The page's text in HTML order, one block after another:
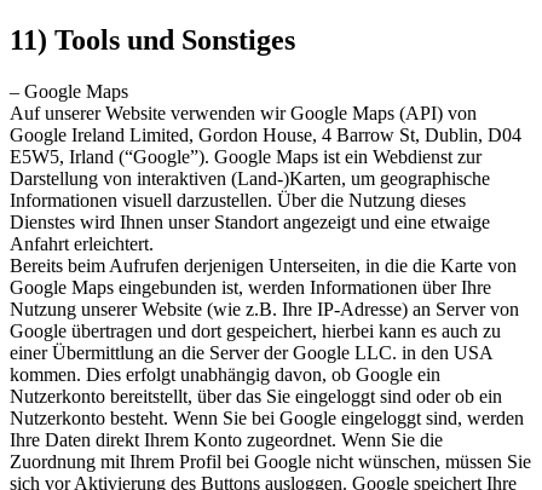
11) Tools und Sonstiges
– Google Maps
Auf unserer Website verwenden wir Google Maps (API) von
Google Ireland Limited, Gordon House, 4 Barrow St, Dublin, D04
E5W5, Irland (“Google”). Google Maps ist ein Webdienst zur
Darstellung von interaktiven (Land-)Karten, um geographische
Informationen visuell darzustellen. Über die Nutzung dieses
Dienstes wird Ihnen unser Standort angezeigt und eine etwaige
Anfahrt erleichtert.
Bereits beim Aufrufen derjenigen Unterseiten, in die die Karte von
Google Maps eingebunden ist, werden Informationen über Ihre
Nutzung unserer Website (wie z.B. Ihre IP-Adresse) an Server von
Google übertragen und dort gespeichert, hierbei kann es auch zu
einer Übermittlung an die Server der Google LLC. in den USA
kommen. Dies erfolgt unabhängig davon, ob Google ein
Nutzerkonto bereitstellt, über das Sie eingeloggt sind oder ob ein
Nutzerkonto besteht. Wenn Sie bei Google eingeloggt sind, werden
Ihre Daten direkt Ihrem Konto zugeordnet. Wenn Sie die
Zuordnung mit Ihrem Profil bei Google nicht wünschen, müssen Sie
sich vor Aktivierung des Buttons ausloggen. Google speichert Ihre